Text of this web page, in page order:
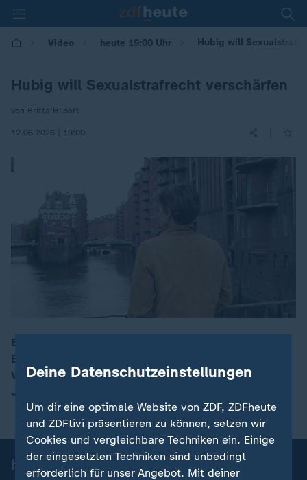
Video heute 19:00 Uhr Hubig will
Hubig will Sexualstrafrecht verschärfen
von Britta Hilpert
12.06.2026 | 19:00
00:17
Bei der Frühjahrstagung der Justizminister forderte
Bundesjustizministerin eine Anhebung der
Verjährungsfrist bei Vergewaltigung von fünf auf 20
Jahre.
heute 19:00 Uhr: Einzelbeiträge
Deine Datenschutzeinstellungen
Um dir eine optimale Website von ZDF, ZDFheute
und ZDFtivi präsentieren zu können, setzen wir
Cookies und vergleichbare Techniken ein. Einige
der eingesetzten Techniken sind unbedingt
erforderlich für unser Angebot. Mit deiner